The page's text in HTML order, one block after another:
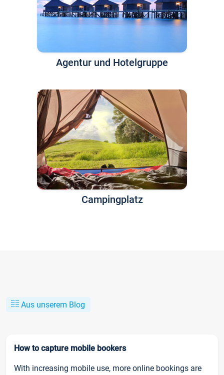
Agentur und Hotelgruppe
Campingplatz
Aus unserem Blog
How to capture mobile bookers
With increasing mobile use, more online bookings are